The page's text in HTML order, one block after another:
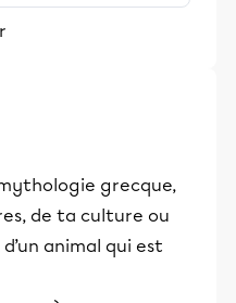
engage les élèves
la réussite
grecque,
de ta culture ou
d’un animal qui est